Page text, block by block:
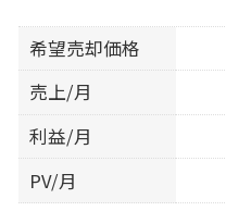
希望売却価格
売上/月
利益/月
PV/月